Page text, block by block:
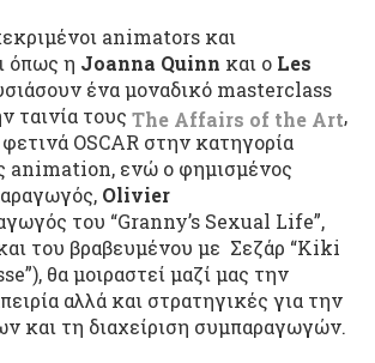
animators και
όπως η Joanna Quinn και ο Les
ένα μοναδικό masterclass
ταινία τουςThe Affairs of the Art,
OSCAR στην κατηγορία
animation, ενώ ο φημισμένος
Olivier
του “Granny’s Sexual Life”,
του βραβευμένου με Σεζάρ “Kiki
θα μοιραστεί μαζί μας την
αλλά και στρατηγικές για την
και τη διαχείριση συμπαραγωγών.